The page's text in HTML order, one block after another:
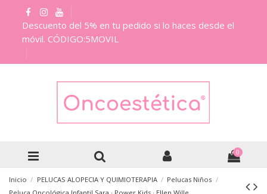
Descuento del 5% en tu pedido si lo haces desde el
móvil. CÓDIGO:5MOVIL
0
Inicio PELUCAS ALOPECIA Y QUIMIOTERAPIA
Pelucas Niños